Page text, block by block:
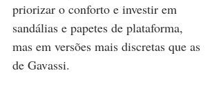
priorizar o conforto e investir em
sandálias e papetes de plataforma,
mas em versões mais discretas que as
de Gavassi.